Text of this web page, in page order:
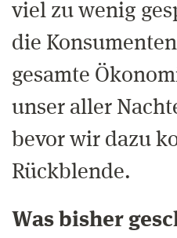
viel zu wenig
die
gesamte
unser aller
bevor wir dazu
Rückblende.
Was bisher